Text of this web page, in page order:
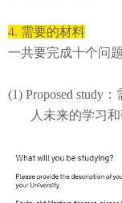
4. 需要的材料
一共要完成十个问
(1) Proposed study
人未来的学习